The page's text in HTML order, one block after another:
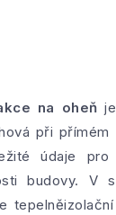
na oheň
při přímém
údaje pro
budovy. V